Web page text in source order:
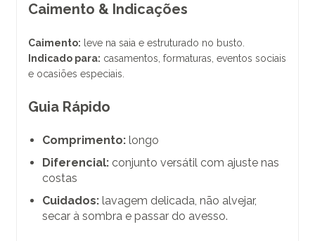
Caimento & Indicações
Caimento: leve na saia e estruturado no busto.
Indicado para: casamentos, formaturas, eventos sociais
e ocasiões especiais.
Guia Rápido
Comprimento: longo
Diferencial: conjunto versátil com ajuste nas
costas
Cuidados: lavagem delicada, não alvejar,
secar à sombra e passar do avesso.